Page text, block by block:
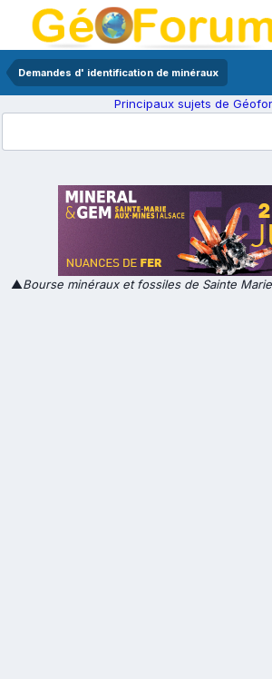
Demandes d' identification de minéraux
Principaux sujets de
▲Bourse minéraux et fossiles de Sainte